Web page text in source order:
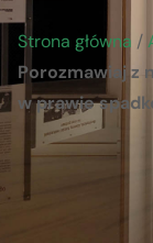
Strona główna /
Porozmawiaj z
w prawie